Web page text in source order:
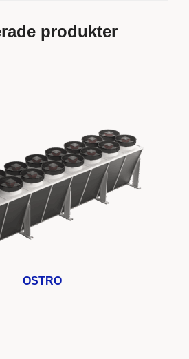
produkter
OSTRO